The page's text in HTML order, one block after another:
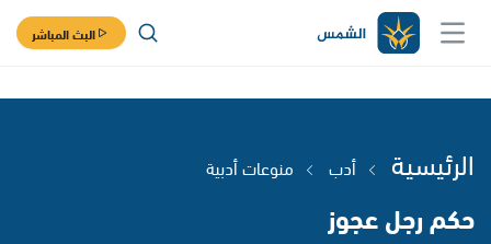
البث المباشر
الرئيسية أدب منوعات أدبية
حكم رجل عجوز